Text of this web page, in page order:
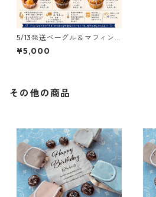
5/13発送ベーグル＆マフィン
コラボセット
¥5,000
その他の商品